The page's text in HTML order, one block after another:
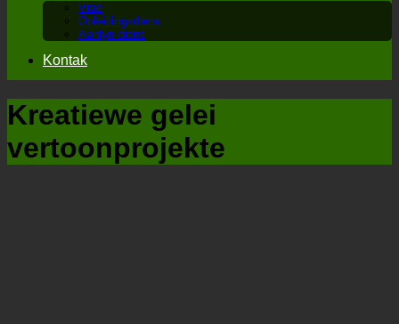
Vrae
Opleidingsdiens
Aanlyn diens
Kontak
Kreatiewe gelei
vertoonprojekte